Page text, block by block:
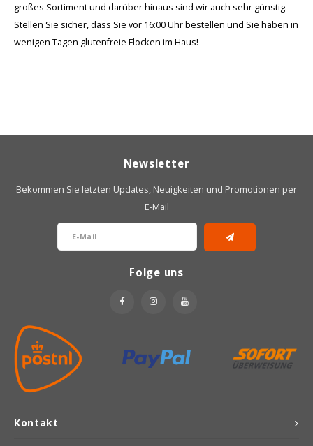
großes Sortiment und darüber hinaus sind wir auch sehr günstig.
Stellen Sie sicher, dass Sie vor 16:00 Uhr bestellen und Sie haben in
wenigen Tagen glutenfreie Flocken im Haus!
Kontakt
Newsletter
Bekommen Sie letzten Updates, Neuigkeiten und Promotionen per
E-Mail
Folge uns